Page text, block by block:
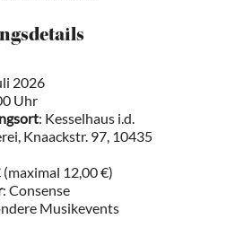
2026
Uhr
: Kesselhaus i.d.
Knaackstr. 97, 10435
(maximal 12,00 €)
: Consense
Musikevents